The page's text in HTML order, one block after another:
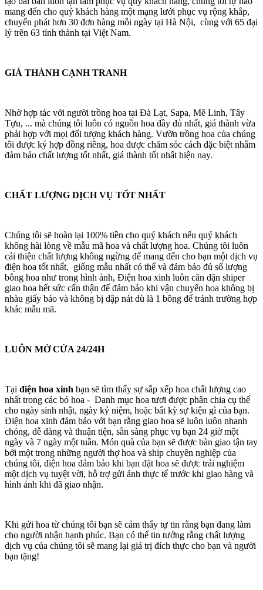
mang đến cho quý khách hàng một mạng lưới phục vụ rộng khắp,
chuyển phát hơn 30 đơn hàng mỗi ngày tại Hà Nội, cùng với 65 đại
lý trên 63 tỉnh thành tại Việt Nam.
GIÁ THÀNH CẠNH TRANH
Nhờ hợp tác với người trồng hoa tại Đà Lạt, Sapa, Mê Linh, Tây
Tựu, ... mà chúng tôi luôn có nguồn hoa đầy đủ nhất, giá thành vừa
phải hợp với mọi đối tượng khách hàng. Vườn trồng hoa của chúng
tôi được ký hợp đồng riêng, hoa được chăm sóc cách đặc biệt nhằm
đảm bảo chất lượng tốt nhất, giá thành tốt nhất hiện nay.
CHẤT LƯỢNG DỊCH VỤ TỐT NHẤT
Chúng tôi sẽ hoàn lại 100% tiền cho quý khách nếu quý khách
không hài lòng về mẫu mã hoa và chất lượng hoa. Chúng tôi luôn
cải thiện chất lượng không ngừng để mang đến cho bạn một dịch vụ
điện hoa tốt nhất, giống mẫu nhất có thể và đảm bảo đủ số lượng
bông hoa như trong hình ảnh, Điện hoa xinh luôn căn dặn shiper
giao hoa hết sức cẩn thận để đảm bảo khi vận chuyển hoa không bị
nhàu giấy báo và không bị dập nát dù là 1 bông để tránh trường hợp
khác mẫu mã.
LUÔN MỞ CỬA 24/24H
Tại điện hoa xinh bạn sẽ tìm thấy sự sắp xếp hoa chất lượng cao
nhất trong các bó hoa - Danh mục hoa tươi được phân chia cụ thể
cho ngày sinh nhật, ngày kỷ niệm, hoặc bất kỳ sự kiện gì của bạn.
Điện hoa xinh đảm bảo với bạn rằng giao hoa sẽ luôn luôn nhanh
chóng, dễ dàng và thuận tiện, sẵn sàng phục vụ bạn 24 giờ một
ngày và 7 ngày một tuần. Món quà của bạn sẽ được bàn giao tận tay
bởi một trong những người thợ hoa và ship chuyên nghiệp của
chúng tôi, điện hoa đảm bảo khi bạn đặt hoa sẽ được trải nghiệm
một dịch vụ tuyệt vời, hỗ trợ gửi ảnh thực tế trước khi giao hàng và
hình ảnh khi đã giao nhận.
Khi gửi hoa từ chúng tôi bạn sẽ cảm thấy tự tin rằng bạn đang làm
cho người nhận hạnh phúc. Bạn có thể tin tưởng rằng chất lượng
dịch vụ của chúng tôi sẽ mang lại giá trị đích thực cho bạn và người
bạn tặng!